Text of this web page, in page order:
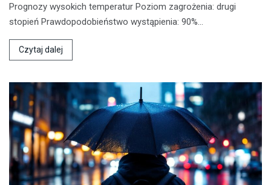
Prognozy wysokich temperatur Poziom zagrożenia: drugi
stopień Prawdopodobieństwo wystąpienia: 90%…
Czytaj dalej